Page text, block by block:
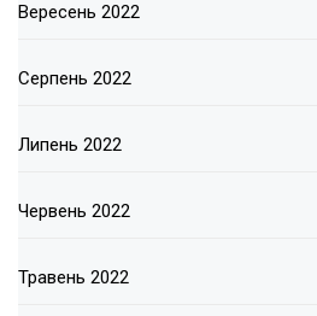
Вересень 2022
Серпень 2022
Липень 2022
Червень 2022
Травень 2022